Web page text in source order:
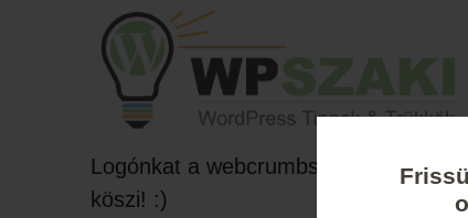
Logónkat a webcrumbs készítette,
köszi! :)